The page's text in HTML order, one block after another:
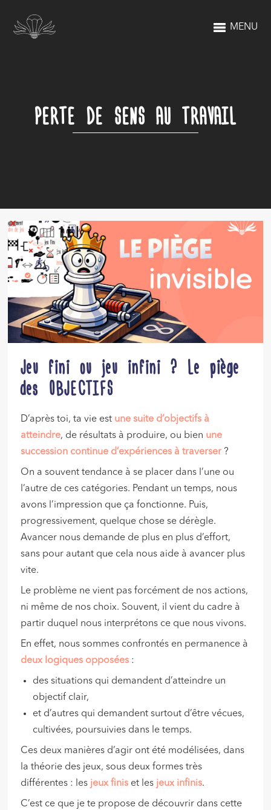
MENU
PERTE DE SENS AU TRAVAIL
Jeu fini ou jeu infini ? Le piège
des OBJECTIFS
D’après toi, ta vie est une suite d’objectifs à
atteindre, de résultats à produire, ou bien une
succession continue d’expériences à traverser?
On a souvent tendance à se placer dans l’une ou
l’autre de ces catégories. Pendant un temps, nous
avons l’impression que ça fonctionne. Puis,
progressivement, quelque chose se dérègle.
Avancer nous demande de plus en plus d’effort,
sans pour autant que cela nous aide à avancer plus
vite.
Le problème ne vient pas forcément de nos actions,
ni même de nos choix. Souvent, il vient du cadre à
partir duquel nous interprétons ce que nous vivons.
En effet, nous sommes confrontés en permanence à
deux logiques opposées :
des situations qui demandent d’atteindre un
objectif clair,
et d’autres qui demandent surtout d’être vécues,
cultivées, poursuivies dans le temps.
Ces deux manières d’agir ont été modélisées, dans
la théorie des jeux, sous deux formes très
différentes : les jeux finis et les jeux infinis.
C’est ce que je te propose de découvrir dans cette